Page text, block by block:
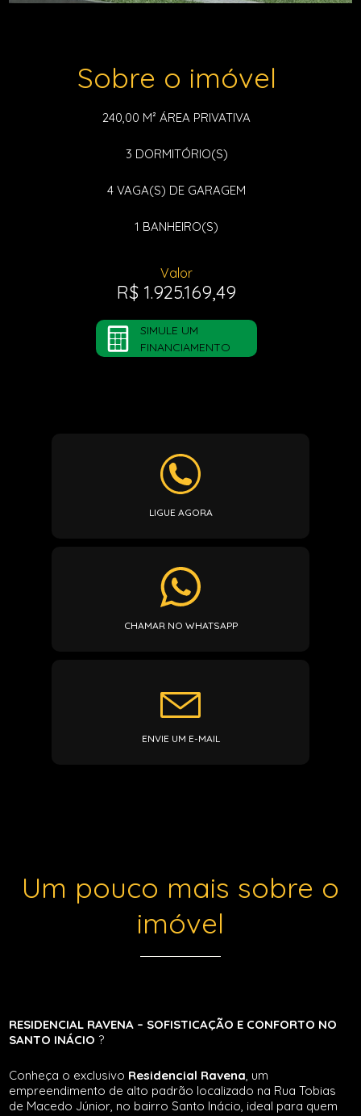
Sobre o imóvel
240,00 M² ÁREA PRIVATIVA
3 DORMITÓRIO(S)
4 VAGA(S) DE GARAGEM
1 BANHEIRO(S)
Valor
R$ 1.925.169,49
SIMULE UM
FINANCIAMENTO
LIGUE AGORA
CHAMAR NO WHATSAPP
ENVIE UM E-MAIL
Um pouco mais sobre o
imóvel
RESIDENCIAL RAVENA – SOFISTICAÇÃO E CONFORTO NO
SANTO INÁCIO ?
Conheça o exclusivo Residencial Ravena, um
empreendimento de alto padrão localizado na Rua Tobias
de Macedo Júnior, no bairro Santo Inácio, ideal para quem